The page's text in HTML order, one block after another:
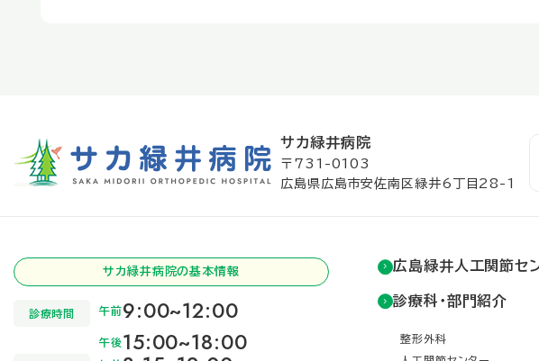
サカ緑井病院
〒731-0103
広島県広島市安佐南区緑井6丁目28-1
サカ緑井病院の基本情報
診療時間 午前9:00~12:00
午後15:00~18:00
広島緑井人工関節セ
診療科・部門紹介
整形外科